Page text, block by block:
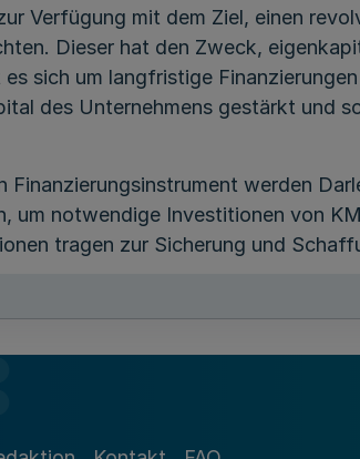
Verfügung mit dem Ziel, einen
Dieser hat den Zweck,
sich um langfristige
des Unternehmens gestärkt und
Finanzierungsinstrument werden
um notwendige Investitionen von
tragen zur Sicherung und